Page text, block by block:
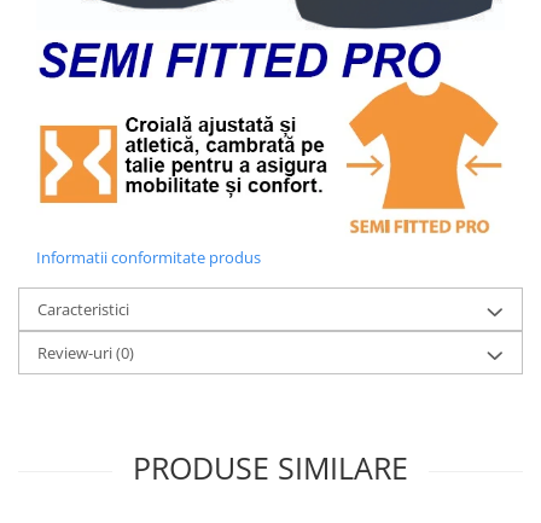
Informatii conformitate produs
Caracteristici
Review-uri(0)
PRODUSE SIMILARE